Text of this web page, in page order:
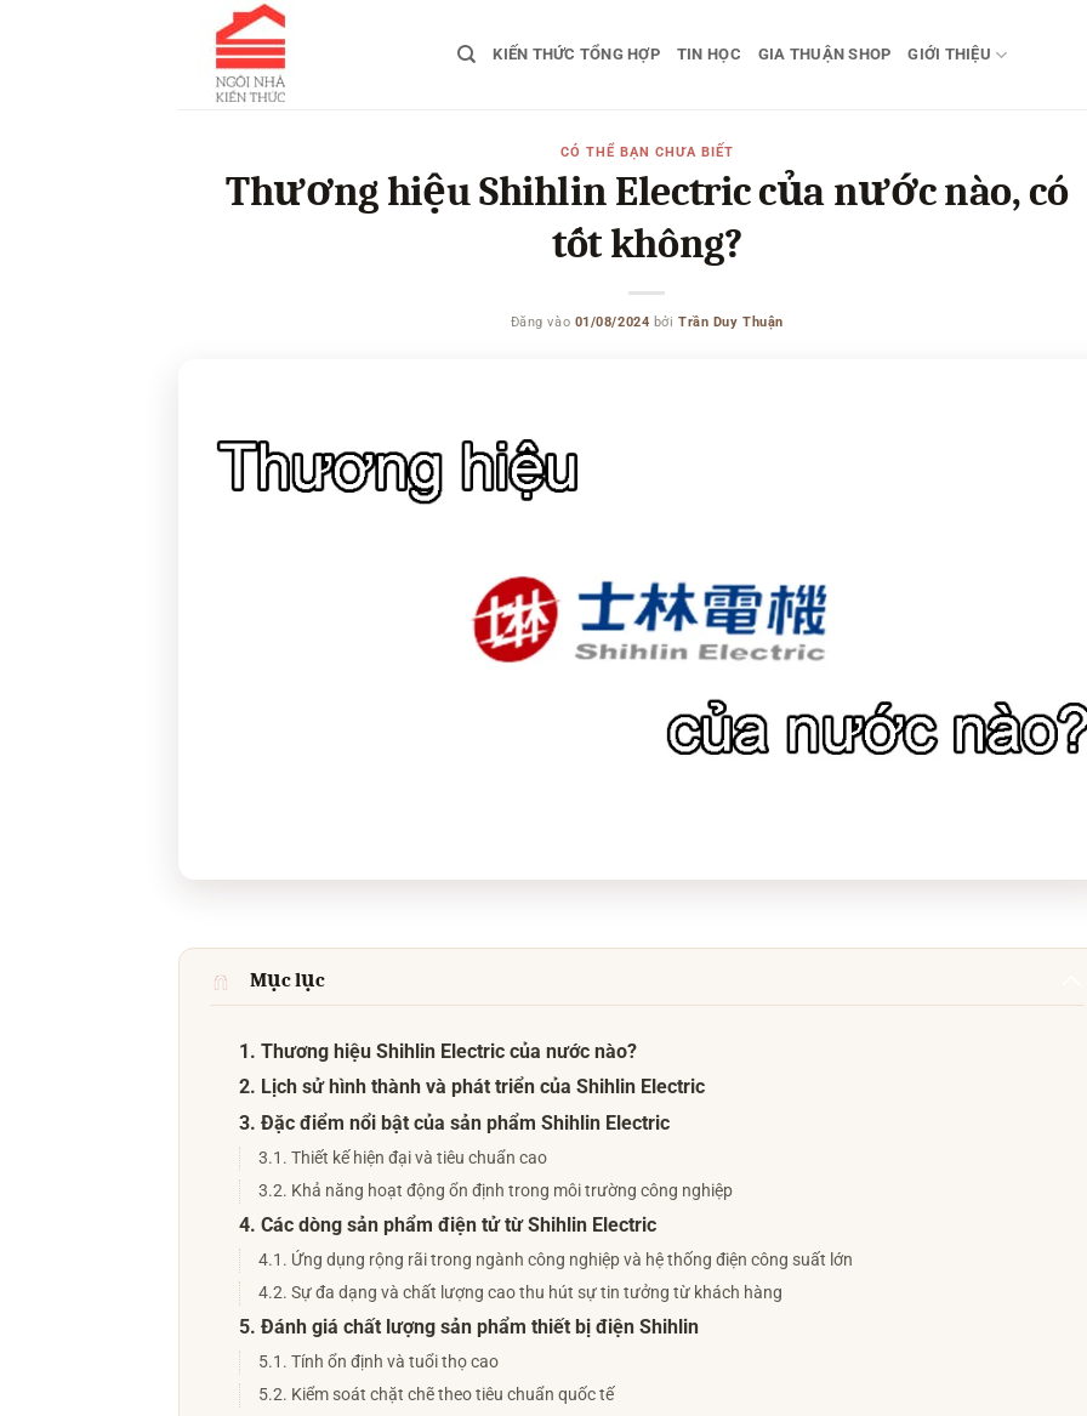
KIẾN THỨC TỔNG HỢP TIN HỌC GIA THUẬN SHOP GIỚI THIỆU
CÓ THỂ BẠN CHƯA BIẾT
Thương hiệu Shihlin Electric của nước nào, có
tốt không?
Đăng vào 01/08/2024 bởiTrần Duy Thuận
Mục lục
1. Thương hiệu Shihlin Electric của nước nào?
2. Lịch sử hình thành và phát triển của Shihlin Electric
3. Đặc điểm nổi bật của sản phẩm Shihlin Electric
3.1. Thiết kế hiện đại và tiêu chuẩn cao
3.2. Khả năng hoạt động ổn định trong môi trường công nghiệp
4. Các dòng sản phẩm điện tử từ Shihlin Electric
4.1. Ứng dụng rộng rãi trong ngành công nghiệp và hệ thống điện công suất lớn
4.2. Sự đa dạng và chất lượng cao thu hút sự tin tưởng từ khách hàng
5. Đánh giá chất lượng sản phẩm thiết bị điện Shihlin
5.1. Tính ổn định và tuổi thọ cao
5.2. Kiểm soát chặt chẽ theo tiêu chuẩn quốc tế